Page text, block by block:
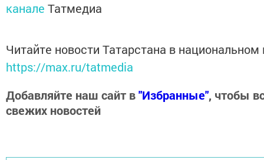
канале Татмедиа
Читайте новости Татарстана в
https://max.ru/tatmedia
Добавляйте наш сайт в"Избранные", чтобы
свежих новостей